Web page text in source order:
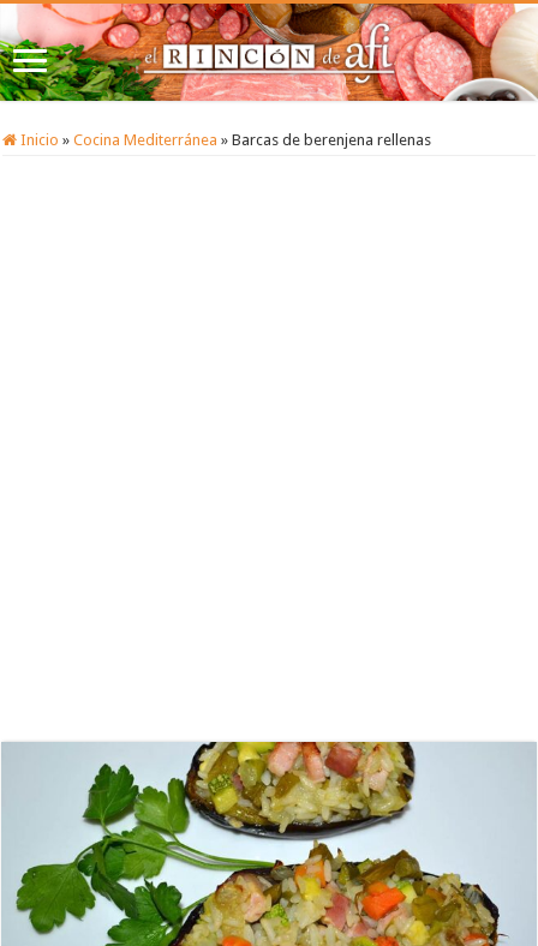
Inicio » Cocina Mediterránea » Barcas de berenjena rellenas